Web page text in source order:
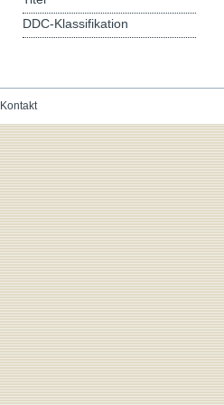
DDC-Klassifikation
Kontakt